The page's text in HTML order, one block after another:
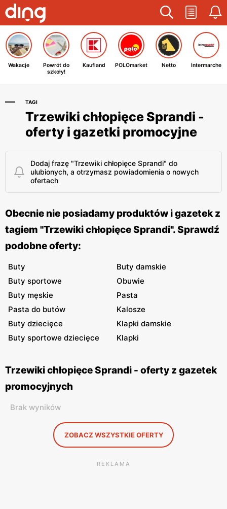
Wakacje
Powrót do
szkoły!
Kaufland POLOmarket Netto Intermarche
TAGI
Trzewiki chłopięce Sprandi -
oferty i gazetki promocyjne
Dodaj frazę "Trzewiki chłopięce Sprandi" do
ulubionych, a otrzymasz powiadomienia o nowych
ofertach
Obecnie nie posiadamy produktów i gazetek z
tagiem "Trzewiki chłopięce Sprandi". Sprawdź
podobne oferty:
Buty
Buty damskie
Buty sportowe
Obuwie
Buty męskie
Pasta
Pasta do butów
Kalosze
Buty dziecięce
Klapki damskie
Buty sportowe dziecięce
Klapki
Trzewiki chłopięce Sprandi - oferty z gazetek
promocyjnych
Brak wyników
ZOBACZ WSZYSTKIE OFERTY
REKLAMA